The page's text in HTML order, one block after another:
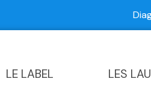
LE LABEL LES